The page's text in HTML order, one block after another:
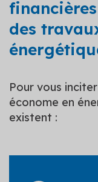
des
Pour vous
économe en
existent :